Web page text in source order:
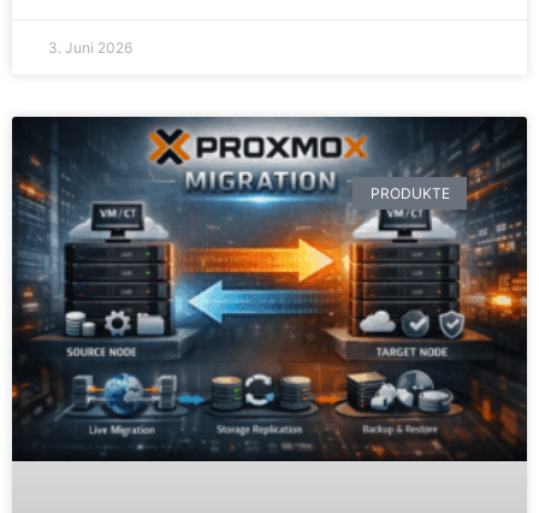
3. Juni 2026
PRODUKTE